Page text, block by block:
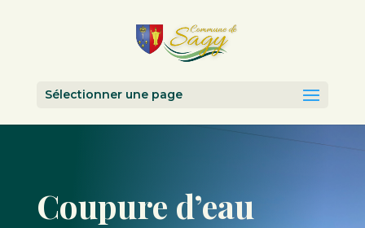
Sélectionner une page
Coupure d’eau